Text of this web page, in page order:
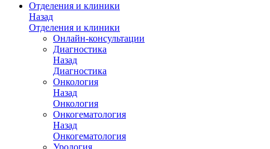
Отделения и клиники
Назад
Отделения и клиники
Онлайн-консультации
Диагностика
Назад
Диагностика
Онкология
Назад
Онкология
Онкогематология
Назад
Онкогематология
Урология